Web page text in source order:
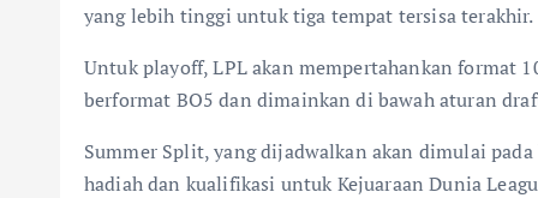
yang lebih tinggi untuk tiga tempat tersisa terakhir.
Untuk playoff, LPL akan mempertahankan format
berformat BO5 dan dimainkan di bawah aturan
Summer Split, yang dijadwalkan akan dimulai
hadiah dan kualifikasi untuk Kejuaraan Dunia